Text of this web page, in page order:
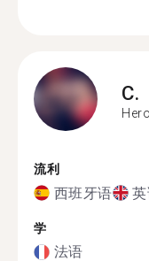
C.
流利
西班牙语
学
法语